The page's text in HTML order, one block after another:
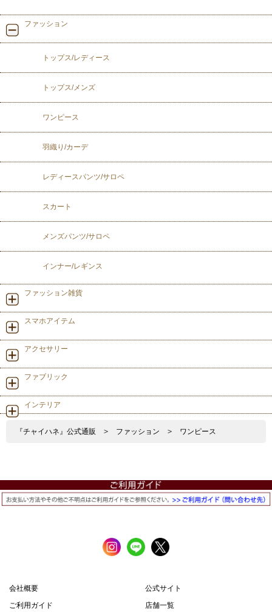
ファッション
トップス/レディース
トップス/メンズ
ワンピース
羽織り/カーデ
レディースパンツ/サロペ
スカート
メンズパンツ/サロペ
インナー/レギンス
ファッション雑貨
スマホアイテム
アクセサリー
ファブリック
インテリア
『チャイハネ』公式通販 > ファッション > ワンピース
会社概要
公式サイト
ご利用ガイド
店舗一覧